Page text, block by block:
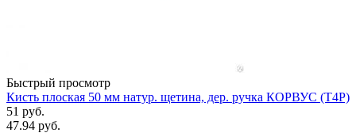
Быстрый просмотр
Кисть плоская 50 мм натур. щетина, дер. ручка КОРВУС (Т4Р)
51 руб.
47.94 руб.